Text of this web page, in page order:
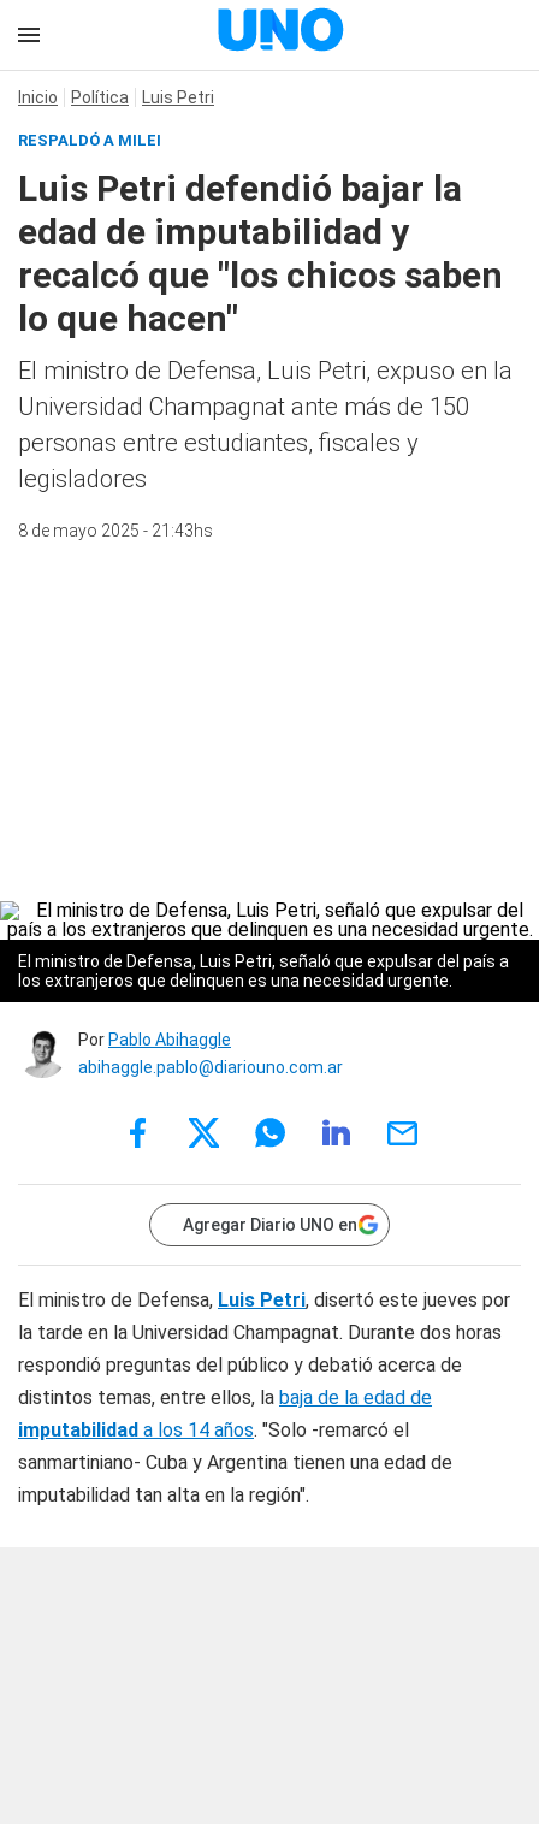
Inicio Política Luis Petri
RESPALDÓ A MILEI
Luis Petri defendió bajar la
edad de imputabilidad y
recalcó que "los chicos saben
lo que hacen"
El ministro de Defensa, Luis Petri, expuso en la
Universidad Champagnat ante más de 150
personas entre estudiantes, fiscales y
legisladores
8 de mayo 2025 - 21:43hs
El ministro de Defensa, Luis Petri, señaló que expulsar del país a
los extranjeros que delinquen es una necesidad urgente.
Por Pablo Abihaggle
abihaggle.pablo@diariouno.com.ar
Agregar Diario UNO en
El ministro de Defensa, Luis Petri, disertó este jueves por
la tarde en la Universidad Champagnat. Durante dos horas
respondió preguntas del público y debatió acerca de
distintos temas, entre ellos, la baja de la edad de
imputabilidad a los 14 años. "Solo -remarcó el
sanmartiniano- Cuba y Argentina tienen una edad de
imputabilidad tan alta en la región".